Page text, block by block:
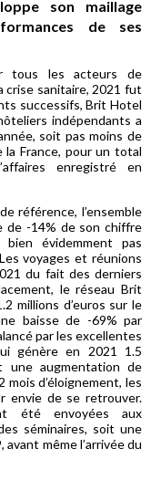
son maillage
de ses
tous les acteurs de
crise sanitaire, 2021 fut
successifs, Brit Hotel
indépendants a
soit pas moins de
la France, pour un total
enregistré en
référence, l’ensemble
de -14% de son chiffre
évidemment pas
voyages et réunions
du fait des derniers
le réseau Brit
millions d’euros sur le
baisse de -69% par
par les excellentes
génère en 2021 1.5
une augmentation de
d’éloignement, les
envie de se retrouver.
été envoyées aux
séminaires, soit une
même l’arrivée du